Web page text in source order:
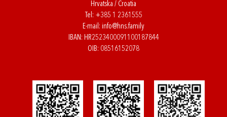
Hrvatska / Croatia
Tel: +385 1 2361555
E-mail: info@hns.family
IBAN: HR2523400091100187844
OIB: 08516152078